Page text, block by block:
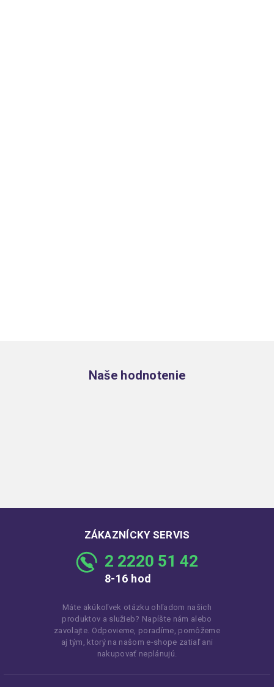
Naše hodnotenie
ZÁKAZNÍCKY SERVIS
2 2220 51 42
8-16 hod
Máte akúkoľvek otázku ohľadom našich
produktov a služieb? Napíšte nám alebo
zavolajte. Odpovieme, poradíme, pomôžeme
aj tým, ktorý na našom e-shope zatiaľ ani
nakupovať neplánujú.